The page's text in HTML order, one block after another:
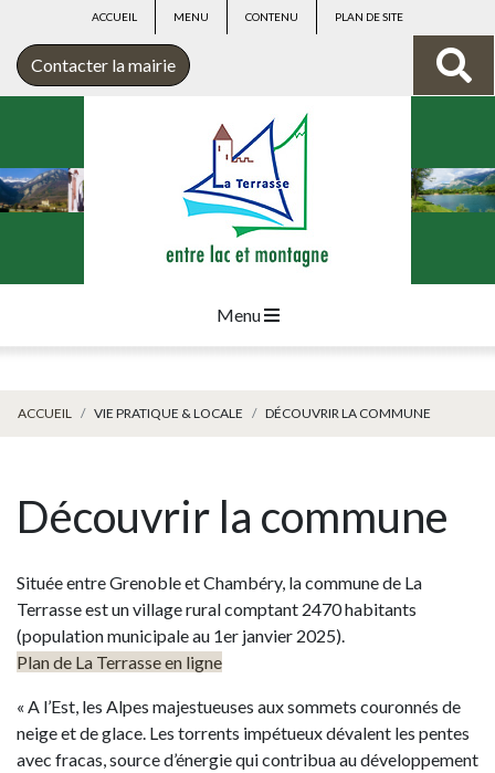
ACCUEIL MENU CONTENU PLAN DE SITE
Contacter la mairie
Menu
ACCUEIL VIE PRATIQUE & LOCALE DÉCOUVRIR LA COMMUNE
Découvrir la commune
Située entre Grenoble et Chambéry, la commune de La
Terrasse est un village rural comptant 2470 habitants
(population municipale au 1er janvier 2025).
Plan de La Terrasse en ligne
« A l’Est, les Alpes majestueuses aux sommets couronnés de
neige et de glace. Les torrents impétueux dévalent les pentes
avec fracas, source d’énergie qui contribua au développement